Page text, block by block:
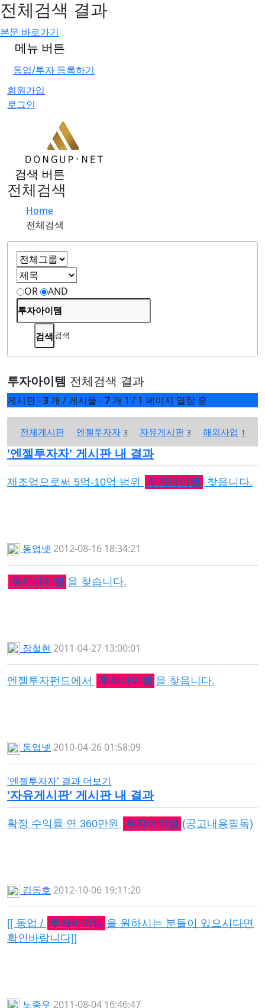
전체검색 결과
본문 바로가기
메뉴 버튼
동업/투자 등록하기
회원가입
로그인
검색 버튼
전체검색
Home
전체검색
OR AND
검색
투자아이템 전체검색 결과
게시판 -3 개 / 게시물 -7 개 1 / 1 페이지 열람 중
전체게시판 엔젤투자자 3 자유게시판 3 해외사업 1
'엔젤투자자' 게시판 내 결과
제조업으로써 5억-10억 범위 투자아이템 찾읍니다.
동업넷 2012-08-16 18:34:21
투자아이템 을 찾습니다.
장철현 2011-04-27 13:00:01
엔젤투자펀드에서 투자아이템 을 찾읍니다.
동업넷 2010-04-26 01:58:09
'엔젤투자자' 결과 더보기
'자유게시판' 게시판 내 결과
확정 수익률 연 360만원 투자아이템 (공고내용필독)
김동호 2012-10-06 19:11:20
[[ 동업 / 투자아이템 을 원하시는 분들이 있으시다면
확인바랍니다]]
노종우 2011-08-04 16:46:47